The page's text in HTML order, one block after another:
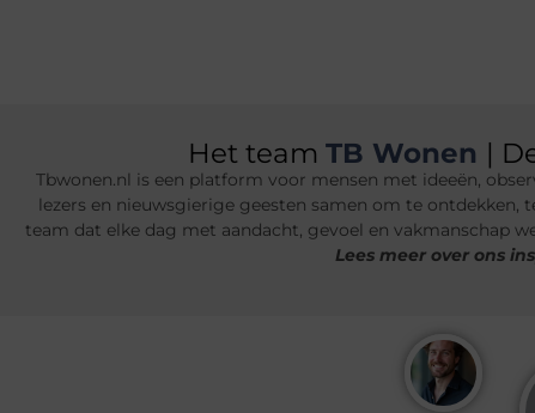
Het team TB Wonen |
Tbwonen.nl is een platform voor mensen met ideeën,
lezers en nieuwsgierige geesten samen om te
team dat elke dag met aandacht, gevoel en vakmanschap
Lees meer over ons